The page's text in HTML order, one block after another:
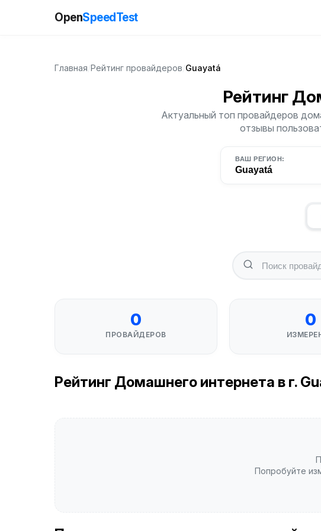
OpenSpeedTest
Главная Рейтинг провайдеров Guayatá
Рейтинг
Актуальный топ провайдеров
отзывы
ВАШ РЕГИОН:
Guayatá
0
ПРОВАЙДЕРОВ
0
Рейтинг Домашнего интернета в г.
Попробуйте